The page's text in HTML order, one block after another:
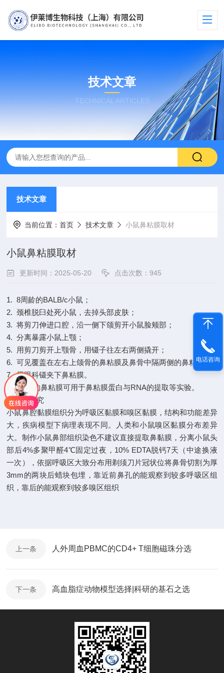
技术文章
TECHNICAL ARTICLES
技术文章
当前位置：首页 技术文章 小鼠鼻粘膜取材
小鼠鼻粘膜取材
更新时间：2025-05-20 点击次数：945
1. 8周龄的BALB/c小鼠；
2. 颈椎脱臼处死小鼠，去掉头部皮肤；
3. 将剪刀伸进口腔，沿一侧下颌剪开小鼠脸颊部；
4. 分离暴露小鼠上颚；
5. 用剪刀剪开上颚骨，用镊子往左右两侧撬开；
6. 可见覆盖在左右上颌骨的鼻粘膜及鼻骨中隔两侧的鼻粘膜；
7. 用眼科镊夹下鼻粘膜。
8．取下的鼻粘膜可用于鼻粘膜蛋白与RNA的提取等实验。
组织学研究
小鼠鼻腔黏膜组织分为呼吸区黏膜和嗅区黏膜，结构和功能差异
大，疾病模型下病理表现不同。人类和小鼠嗅区黏膜分布差异
大。制作小鼠鼻部组织染色不建议直接提取鼻黏膜，分离小鼠头
部后4%多聚甲醛4℃固定过夜，10% EDTA脱钙7天（中途换液
一次），依据呼吸区大致分布用剃须刀片冠状位将鼻骨切割为厚
3mm的两块后蜡块包埋，靠近前鼻孔的能观察到较多呼吸区组
织，靠后的能观察到较多嗅区组织
上一条 人外周血PBMC的CD4+ T细胞磁珠分选
下一条 高血脂症动物模型选择|科研的基石之选
电话咨询